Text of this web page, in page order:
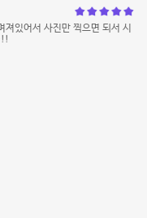
있어서 사진만 찍으면 되서 시